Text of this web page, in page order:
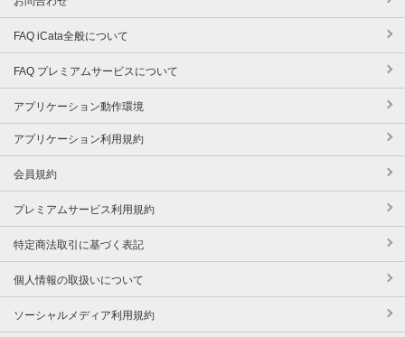
FAQ iCata全般について
FAQ プレミアムサービスについて
アプリケーション動作環境
アプリケーション利用規約
会員規約
プレミアムサービス利用規約
特定商法取引に基づく表記
個人情報の取扱いについて
ソーシャルメディア利用規約